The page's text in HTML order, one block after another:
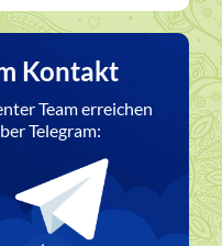
Kontakt
Team erreichen
Telegram: